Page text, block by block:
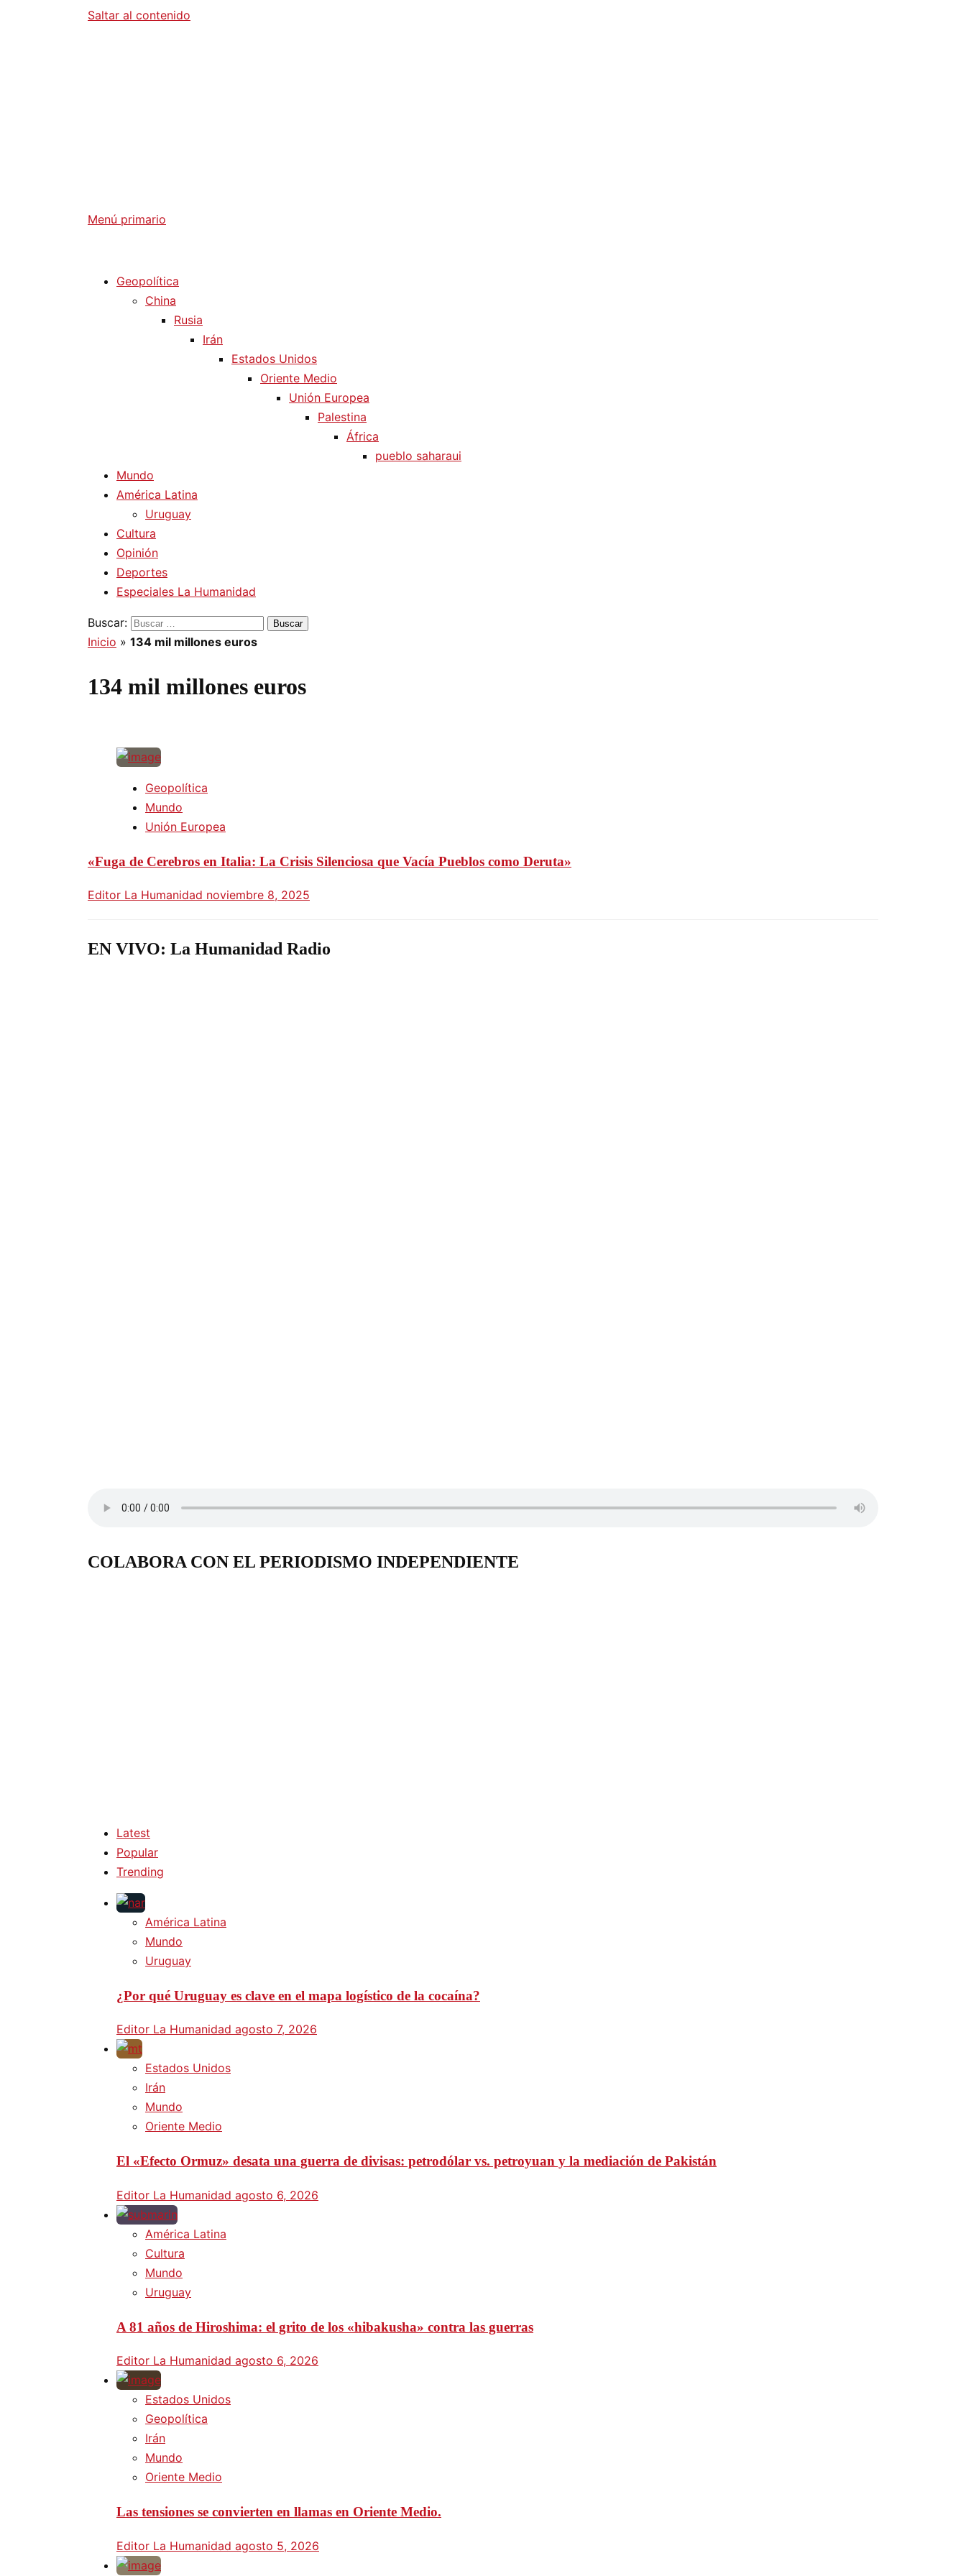
Saltar al contenido
Menú primario
Geopolítica
China
Rusia
Irán
Estados Unidos
Oriente Medio
Unión Europea
Palestina
África
pueblo saharaui
Mundo
América Latina
Uruguay
Cultura
Opinión
Deportes
Especiales La Humanidad
Buscar:
Inicio » 134 mil millones euros
134 mil millones euros
Geopolítica
Mundo
Unión Europea
«Fuga de Cerebros en Italia: La Crisis Silenciosa que Vacía Pueblos como Deruta»
Editor La Humanidad noviembre 8, 2025
EN VIVO: La Humanidad Radio
COLABORA CON EL PERIODISMO INDEPENDIENTE
Latest
Popular
Trending
América Latina
Mundo
Uruguay
¿Por qué Uruguay es clave en el mapa logístico de la cocaína?
Editor La Humanidad agosto 7, 2026
Estados Unidos
Irán
Mundo
Oriente Medio
El «Efecto Ormuz» desata una guerra de divisas: petrodólar vs. petroyuan y la mediación de Pakistán
Editor La Humanidad agosto 6, 2026
América Latina
Cultura
Mundo
Uruguay
A 81 años de Hiroshima: el grito de los «hibakusha» contra las guerras
Editor La Humanidad agosto 6, 2026
Estados Unidos
Geopolítica
Irán
Mundo
Oriente Medio
Las tensiones se convierten en llamas en Oriente Medio.
Editor La Humanidad agosto 5, 2026